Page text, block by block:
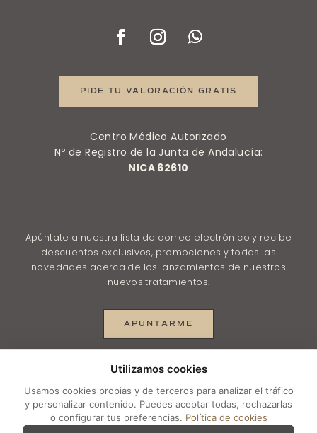
PIDE TU VALORACIÓN GRATIS
Centro Médico Autorizado
Nº de Registro de la Junta de Andalucía:
NICA 62610
Apúntate a nuestra lista de correo electrónico y recibe
descuentos exclusivos, promociones y todas las
novedades acerca de los lanzamientos de nuestros
nuevos tratamientos.
APUNTARME
© 2025 depilacionlasermalaga.net | Aviso legal–
Política de Privacidad–Política de Privacidad en
RRSS–Política de Cookies–Configurar cookies
Utilizamos cookies
Usamos cookies propias y de terceros para analizar el tráfico
y personalizar contenido. Puedes aceptar todas, rechazarlas
o configurar tus preferencias. Política de cookies